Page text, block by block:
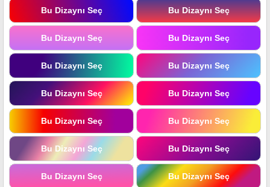
Bu Dizaynı Seç Bu Dizaynı Seç
Bu Dizaynı Seç Bu Dizaynı Seç
Bu Dizaynı Seç Bu Dizaynı Seç
Bu Dizaynı Seç Bu Dizaynı Seç
Bu Dizaynı Seç Bu Dizaynı Seç
Bu Dizaynı Seç Bu Dizaynı Seç
Bu Dizaynı Seç Bu Dizaynı Seç